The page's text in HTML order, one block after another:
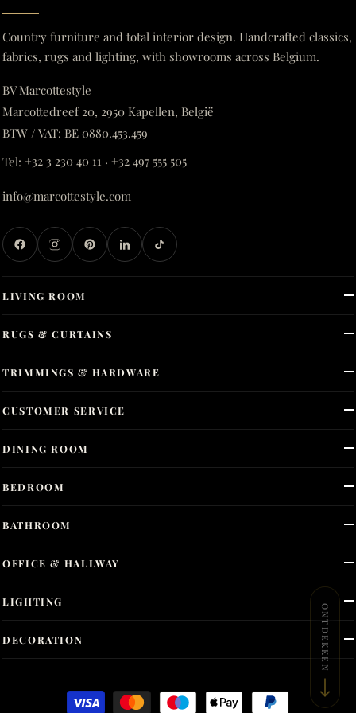
Country furniture and total interior design. Handcrafted classics,
fabrics, rugs and lighting, with showrooms across Belgium.
BV Marcottestyle
Marcottedreef 20, 2950 Kapellen, België
BTW / VAT: BE 0880.453.459
Tel: +32 3 230 40 11 · +32 497 555 505
info@marcottestyle.com
LIVING ROOM
DINING ROOM
BEDROOM
BATHROOM
OFFICE & HALLWAY
LIGHTING
DECORATION
RUGS & CURTAINS
TRIMMINGS & HARDWARE
CUSTOMER SERVICE
ONTDEKKEN